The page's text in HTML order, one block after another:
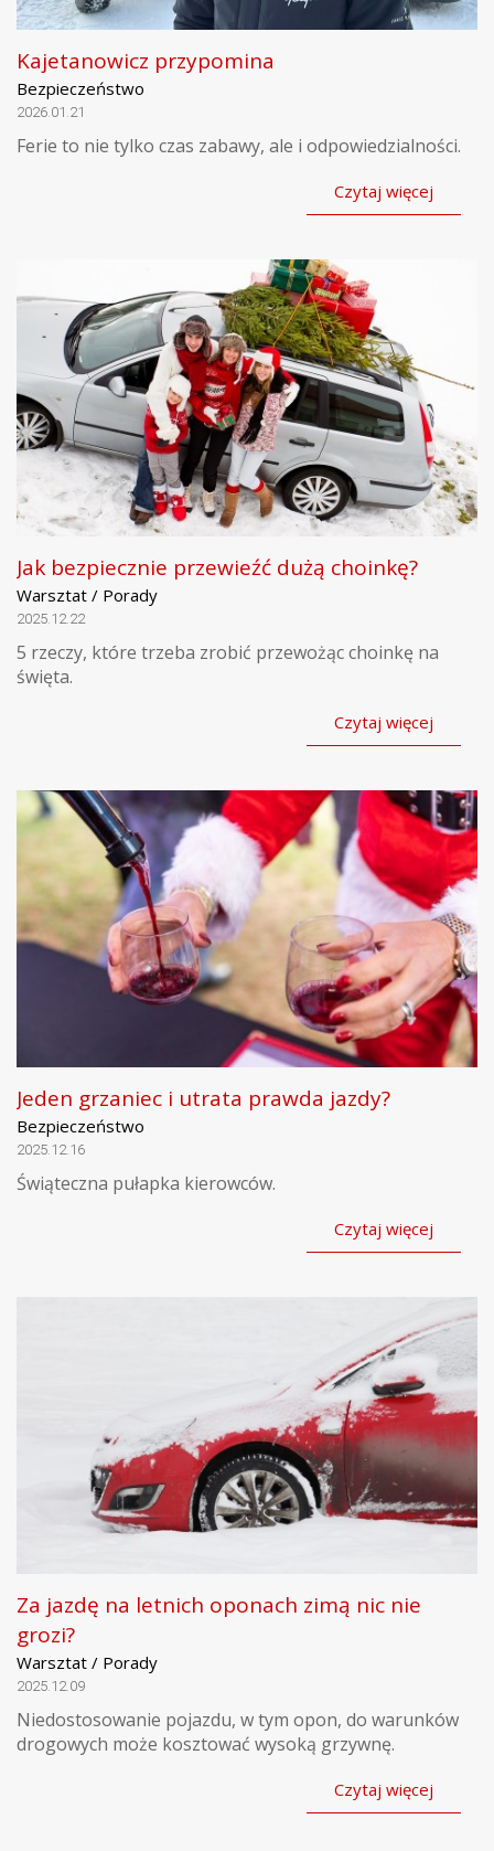
Kajetanowicz przypomina
Bezpieczeństwo
2026.01.21
Ferie to nie tylko czas zabawy, ale i odpowiedzialności.
Czytaj więcej
Jak bezpiecznie przewieźć dużą choinkę?
Warsztat / Porady
2025.12.22
5 rzeczy, które trzeba zrobić przewożąc choinkę na
święta.
Czytaj więcej
Jeden grzaniec i utrata prawda jazdy?
Bezpieczeństwo
2025.12.16
Świąteczna pułapka kierowców.
Czytaj więcej
Za jazdę na letnich oponach zimą nic nie
grozi?
Warsztat / Porady
2025.12.09
Niedostosowanie pojazdu, w tym opon, do warunków
drogowych może kosztować wysoką grzywnę.
Czytaj więcej